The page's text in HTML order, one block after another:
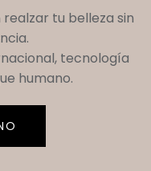
tu belleza sin
tecnología
humano.